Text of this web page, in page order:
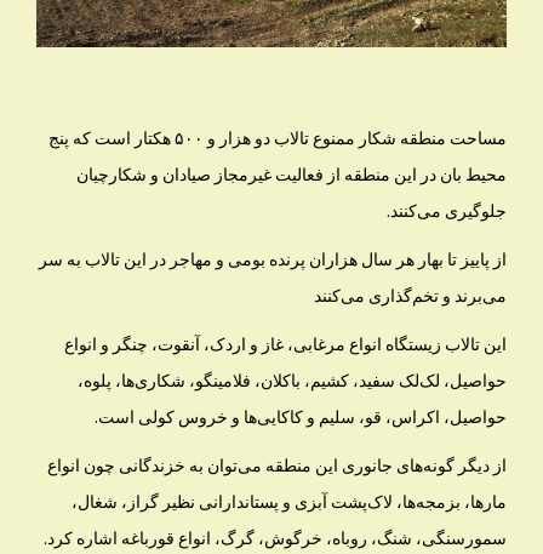
مساحت منطقه شکار ممنوع تالاب دو هزار و ۵۰۰ هکتار است که پنج
محیط ‌بان در این منطقه از فعالیت غیرمجاز صیادان و شکارچیان
جلوگیری می‌کنند.
از پاییز تا بهار هر سال هزاران پرنده بومی و مهاجر در این تالاب به سر
می‌برند و تخم‌گذاری می‌کنند
این تالاب زیستگاه انواع مرغابی، غاز و اردک، آنقوت، چنگر و انواع
حواصیل، لک‌لک سفید، کشیم، باکلان، فلامینگو، شکاری‌ها، پلوه،
حواصیل، اکراس، قو، سلیم و کاکایی‌ها و خروس کولی است.
از دیگر گونه‌ها‌ی جانوری این منطقه می‌توان به خزندگانی چون انواع
مارها، بزمجه‌ها، لاک‌پشت آبزی و پستاندارانی نظیر گراز، شغال،
سمورسنگی، شنگ، روباه، خرگوش، گرگ، انواع قورباغه اشاره کرد.